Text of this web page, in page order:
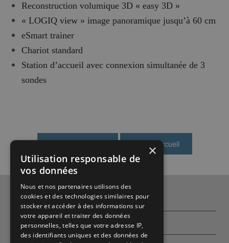
Reconstruction volumique 3D « easy 3D »
« LOGIQ view » image panoramique jusqu’à 60 cm
eSmart trainer
Chariot standard
Station d’accueil avec connexion simultanée de 3
sondes
Qui sommes-nous ?
Partenaires
×
Utilisation responsable de
vos données
Nous et nos partenaires utilisons des
cookies et des technologies similaires pour
stocker et accéder à des informations sur
votre appareil et traiter des données
personnelles, telles que votre adresse IP,
des identifiants uniques et des données de